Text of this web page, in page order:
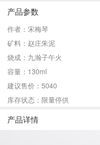
产品参数
作者：宋梅琴
矿料：赵庄朱泥
烧成：九瀚子午火
容量：130ml
建议售价：5040
库存状态：限量停供
产品详情